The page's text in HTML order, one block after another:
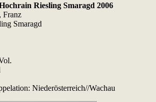
Riesling Smaragd 2006
Franz
Smaragd
Niederösterreich//Wachau